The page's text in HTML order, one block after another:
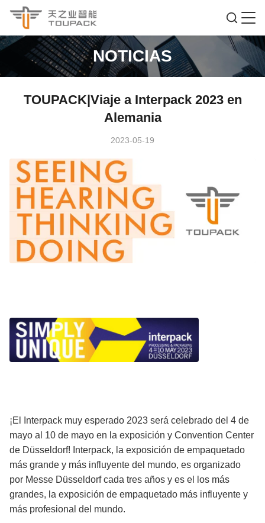
NOTICIAS
TOUPACK|Viaje a Interpack 2023 en
Alemania
2023-05-19
¡El Interpack muy esperado 2023 será celebrado del 4 de
mayo al 10 de mayo en la exposición y Convention Center
de Düsseldorf! Interpack, la exposición de empaquetado
más grande y más influyente del mundo, es organizado
por Messe Düsseldorf cada tres años y es el los más
grandes, la exposición de empaquetado más influyente y
más profesional del mundo.